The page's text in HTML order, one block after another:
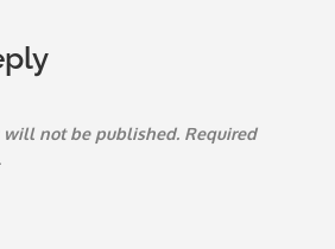
will not be published. Required